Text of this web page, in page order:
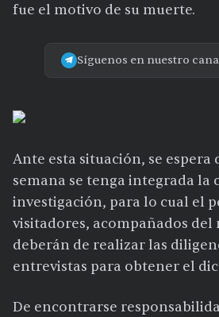
fue el motivo de su muerte.
Síguenos en nuestro
Ante esta situación, se espera
semana se tenga integrada la
investigación, para lo cual el
visitadores, acompañados del
deberán de realizar las
entrevistas para obtener el
De encontrarse